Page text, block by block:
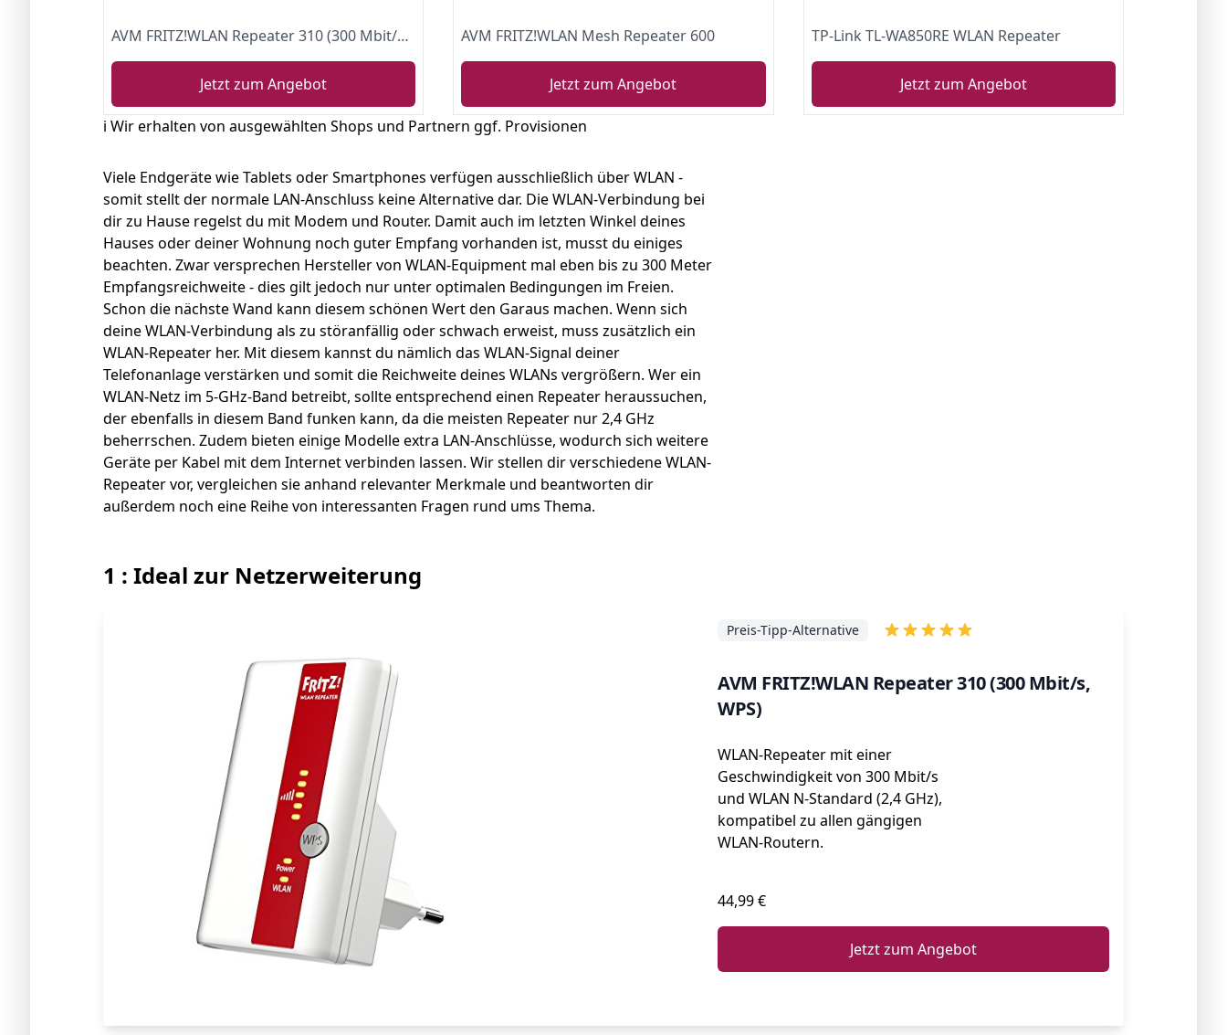
AVM FRITZ!WLAN Repeater 310 (300 Mbit/s, WPS)
Jetzt zum Angebot
AVM FRITZ!WLAN Mesh Repeater 600
Jetzt zum Angebot
TP-Link TL-WA850RE WLAN Repeater
Jetzt zum Angebot
ℹ️ Wir erhalten von ausgewählten Shops und Partnern ggf. Provisionen
Viele Endgeräte wie Tablets oder Smartphones verfügen ausschließlich über WLAN -
somit stellt der normale LAN-Anschluss keine Alternative dar. Die WLAN-Verbindung bei
dir zu Hause regelst du mit Modem und Router. Damit auch im letzten Winkel deines
Hauses oder deiner Wohnung noch guter Empfang vorhanden ist, musst du einiges
beachten. Zwar versprechen Hersteller von WLAN-Equipment mal eben bis zu 300 Meter
Empfangsreichweite - dies gilt jedoch nur unter optimalen Bedingungen im Freien.
Schon die nächste Wand kann diesem schönen Wert den Garaus machen. Wenn sich
deine WLAN-Verbindung als zu störanfällig oder schwach erweist, muss zusätzlich ein
WLAN-Repeater her. Mit diesem kannst du nämlich das WLAN-Signal deiner
Telefonanlage verstärken und somit die Reichweite deines WLANs vergrößern. Wer ein
WLAN-Netz im 5-GHz-Band betreibt, sollte entsprechend einen Repeater heraussuchen,
der ebenfalls in diesem Band funken kann, da die meisten Repeater nur 2,4 GHz
beherrschen. Zudem bieten einige Modelle extra LAN-Anschlüsse, wodurch sich weitere
Geräte per Kabel mit dem Internet verbinden lassen. Wir stellen dir verschiedene WLAN-
Repeater vor, vergleichen sie anhand relevanter Merkmale und beantworten dir
außerdem noch eine Reihe von interessanten Fragen rund ums Thema.
1 : Ideal zur Netzerweiterung
AVM FRITZ!WLAN Repeater 310 (300 Mbit/s,
WPS)
Preis-Tipp-Alternative
WLAN-Repeater mit einer
Geschwindigkeit von 300 Mbit/s
und WLAN N-Standard (2,4 GHz),
kompatibel zu allen gängigen
WLAN-Routern.
44,99 €
Jetzt zum Angebot